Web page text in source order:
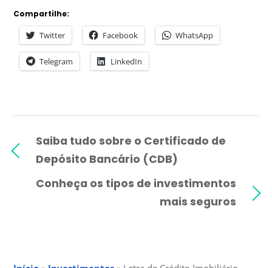
Compartilhe:
Twitter Facebook WhatsApp
Telegram LinkedIn
Saiba tudo sobre o Certificado de
Depósito Bancário (CDB)
Conheça os tipos de investimentos
mais seguros